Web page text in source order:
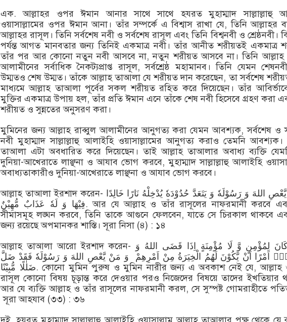
এক. আল্লাহর ওপর ঈমান আনার সাথে সাথে হযরত মু‏হাম্মাদ সাল্লাল্লাহু আলাইহি
ওয়াসাল্লামের ওপর ঈমান আনা। তাঁর সম্পর্কে এ বিশ্বাস রাখা যে, তিনি আল্লাহর
আল্লাহর রাসূল। তিনি সর্বশেষ নবী ও সর্বশেষ রাসূল এবং তিনি বিশ্বনবী ও শ্রেষ্ঠনবী।
পর্যন্ত আগত মানবতার জন্য তিনিই একমাত্র নবী। তাঁর আনীত শরীয়তই একমাত্র
তাঁর পর আর কোনো নতুন নবী আসবে না, নতুন শরীয়ত আসবে না। তিনি আল্লাহ
আলামীনের সর্বাধিক নৈকট্যপ্রাপ্ত রাসূল, সর্বশ্রেষ্ঠ মহামানব। তিনি যেমন
উম্মতও শেষ উম্মত। তাঁকে আল্লাহ তাআলা যে শরীয়ত দান করেছেন, তা সর্বশেষ
মাধ্যমে আল্লাহ তাআলা পূর্বের সকল শরীয়ত রহিত করে দিয়েছেন। তাঁর
মুক্তির একমাত্র উপায় হল, তাঁর প্রতি ঈমান এনে তাঁকে শেষ নবী হিসেবে গ্রহণ করা
শরীয়ত ও সুন্নতের অনুসরণ করা।
মুমিনের জন্য আল্লাহ রাব্বুল আলামীনের আনুগত্য করা যেমন আবশ্যক, সর্বশেষ ও
নবী মুহাম্মাদ সাল্লাল্লাহু আলাইহি ওয়াসাল্লামের আনুগত্য করাও তেমনি আবশ্যক।
তাআলা এটা অবধারিত করে দিয়েছেন। তাই আল্লাহ তাআলার অবাধ্য ব্যক্তি
দুনিয়া-আখেরাতে লাঞ্ছনা ও আযাব ভোগ করবে, মুহাম্মাদ সাল্লাল্লাহু আলাইহি
অবাধ্যতাকারীও দুনিয়া-আখেরাতে লাঞ্ছনা ও আযাব ভোগ করবে।
আল্লাহ তাআলা ইরশাদ করেন- وَ مَنْ یَّعْصِ اللهَ وَ رَسُوْلَهٗ وَ یَتَعَدَّ حُدُوْدَهٗ یُدْخِلْهُ نَارًا خَالِدًا
فِیْهَا وَ لَهٗ عَذَابٌ مُّهِیْنٌ. আর যে আল্লাহ ও তাঁর রাসূলের নাফরমানী করবে এবং তাঁর
সীমাসমূহ লঙ্ঘন করবে, তিনি তাকে আগুনে ফেলবেন, যাতে সে চিরকাল থাকবে
জন্য রয়েছে অপমানকর শাস্তি। সূরা নিসা (৪) : ১৪
আল্লাহ তাআলা আরো ইরশাদ করেন- وَ مَا كَانَ لِمُؤْمِنٍ وَّ لَا مُؤْمِنَةٍ اِذَا قَضَی اللهُ وَ
اَمْرًا اَنْ یَّكُوْنَ لَهُمُ الْخِیَرَةُ مِنْ اَمْرِهِمْ وَ مَنْ یَّعْصِ اللهَ وَ رَسُوْلَهٗ فَقَدْ ضَلَّ
ضَلٰلًا مُّبِیْنًا. কোনো মুমিন পুরুষ ও মুমিন নারীর জন্য এ অবকাশ নেই যে, আল্লাহ ও তাঁর
রাসূল কোনো বিষয় চূড়ান্ত করে দেওয়ার পরও নিজেদের বিষয়ে তাদের ইখতিয়ার
আর যে ব্যক্তি আল্লাহ ও তাঁর রাসূলের নাফরমানী করল, সে সুস্পষ্ট গোমরাহীতে
সূরা আহযাব (৩৩) : ৩৬
দুই. হযরত মুহাম্মাদ সাল্লাল্লাহু আলাইহি ওয়াসাল্লাম আল্লাহ তাআলার পক্ষ থেকে